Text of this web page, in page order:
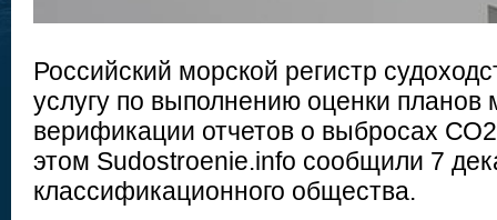
Российский морской регистр
услугу по выполнению оценки планов
верификации отчетов о выбросах
этом Sudostroenie.info сообщили 7
классификационного общества.